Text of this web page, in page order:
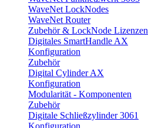
WaveNet LockNodes
WaveNet Router
Zubehör & LockNode Lizenzen
Digitales SmartHandle AX
Konfiguration
Zubehör
Digital Cylinder AX
Konfiguration
Modularität - Komponenten
Zubehör
Digitale Schließzylinder 3061
Konfiguration